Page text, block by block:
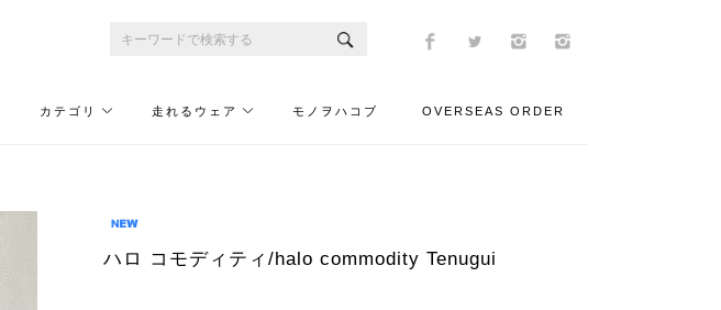
カテゴリ 走れるウェア モノヲハコブ OVERSEAS ORDER
ハロ コモディティ/halo commodity Tenugui